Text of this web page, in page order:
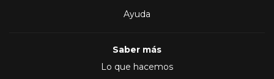
Ayuda
Saber más
Lo que hacemos